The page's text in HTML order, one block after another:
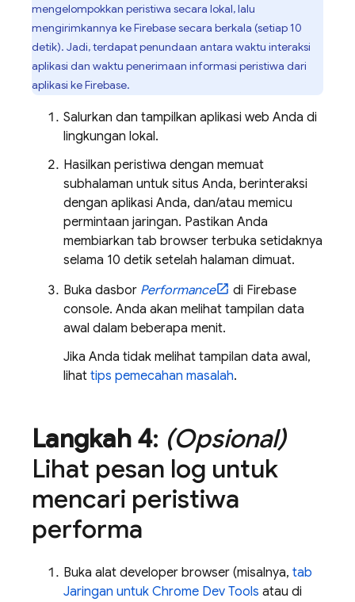
mengelompokkan peristiwa secara lokal, lalu
mengirimkannya ke Firebase secara berkala (setiap 10
detik). Jadi, terdapat penundaan antara waktu interaksi
aplikasi dan waktu penerimaan informasi peristiwa dari
aplikasi ke Firebase.
Salurkan dan tampilkan aplikasi web Anda di
lingkungan lokal.
Hasilkan peristiwa dengan memuat
subhalaman untuk situs Anda, berinteraksi
dengan aplikasi Anda, dan/atau memicu
permintaan jaringan. Pastikan Anda
membiarkan tab browser terbuka setidaknya
selama 10 detik setelah halaman dimuat.
Buka dasbor Performance di Firebase
console. Anda akan melihat tampilan data
awal dalam beberapa menit.
Jika Anda tidak melihat tampilan data awal,
lihat tips pemecahan masalah.
Langkah 4: (Opsional)
Lihat pesan log untuk
mencari peristiwa
performa
Buka alat developer browser (misalnya, tab
Jaringan untuk Chrome Dev Tools atau di